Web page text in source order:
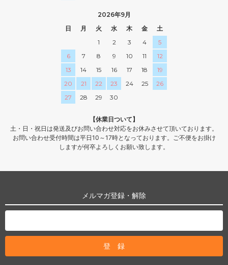
2026年9月
日
月 火 水 木 金
土
1
2 3 4
5
6
7 8 9 10 11
12
13
14 15 16 17 18
19
20
21 22 23 24 25
26
27
28 29 30
【休業日ついて】
土・日・祝日は発送及びお問い合わせ対応をお休みさせて頂いております。
お問い合わせ受付時間は平日10～17時となっております。ご不便をお掛け
しますが何卒よろしくお願い致します。
メルマガ登録・解除